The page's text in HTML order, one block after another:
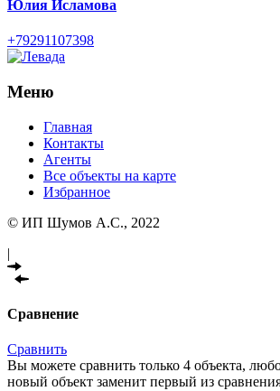
Юлия Исламова
+79291107398
Меню
Главная
Контакты
Агенты
Все объекты на карте
Избранное
© ИП Шумов А.С., 2022
|
Сравнение
Сравнить
Вы можете сравнить только 4 объекта,
новый объект заменит первый из